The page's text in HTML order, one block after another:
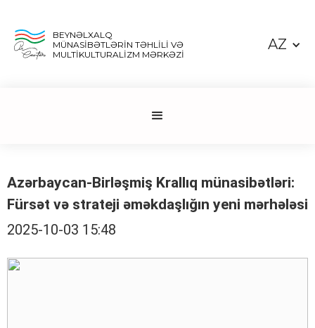
BEYNƏLXALQ
MÜNASİBƏTLƏRİN TƏHLİLİ VƏ
MULTİKULTURALİZM MƏRKƏZİ
AZ
Azərbaycan-Birləşmiş Krallıq münasibətləri:
Fürsət və strateji əməkdaşlığın yeni mərhələsi
2025-10-03 15:48